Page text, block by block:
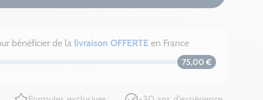
bénéficier de la livraison OFFERTEen France
75,00 €